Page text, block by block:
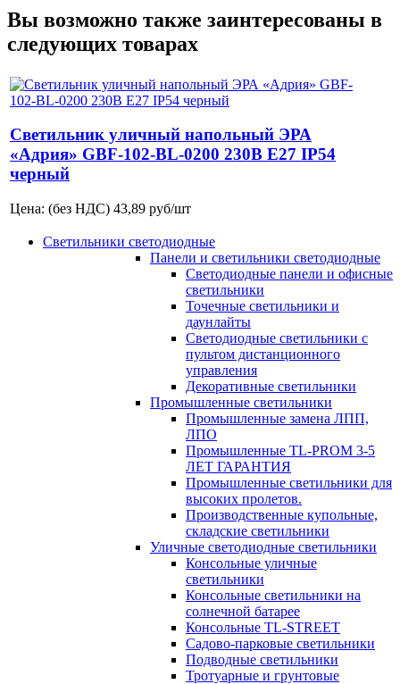
Вы возможно также заинтересованы в
следующих товарах
Светильник уличный напольный ЭРА
«Адрия» GBF-102-BL-0200 230В Е27 IP54
черный
Цена: (без НДС) 43,89 руб/шт
Светильники светодиодные
Панели и светильники светодиодные
Светодиодные панели и офисные
светильники
Точечные светильники и
даунлайты
Светодиодные светильники с
пультом дистанционного
управления
Декоративные светильники
Промышленные светильники
Промышленные замена ЛПП,
ЛПО
Промышленные TL-PROM 3-5
ЛЕТ ГАРАНТИЯ
Промышленные светильники для
высоких пролетов.
Производственные купольные,
складские светильники
Уличные светодиодные светильники
Консольные уличные
светильники
Консольные светильники на
солнечной батарее
Консольные TL-STREET
Садово-парковые светильники
Подводные светильники
Тротуарные и грунтовые